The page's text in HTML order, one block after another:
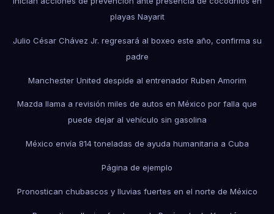
playas Nayarit
Julio César Chávez Jr. regresará al boxeo este año, confirma su
padre
Manchester United despide al entrenador Ruben Amorim
Mazda llama a revisión miles de autos en México por falla que
puede dejar al vehículo sin gasolina
México envía 814 toneladas de ayuda humanitaria a Cuba
Página de ejemplo
Pronostican chubascos y lluvias fuertes en el norte de México